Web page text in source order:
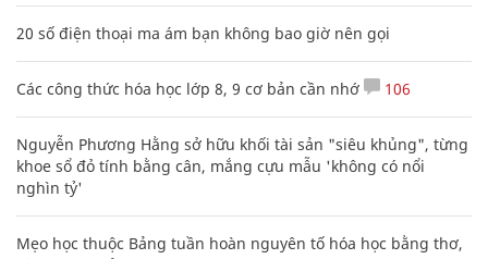
20 số điện thoại ma ám bạn không bao giờ nên gọi
Các công thức hóa học lớp 8, 9 cơ bản cần nhớ 106
Nguyễn Phương Hằng sở hữu khối tài sản "siêu khủng", từng
khoe sổ đỏ tính bằng cân, mắng cựu mẫu 'không có nổi
nghìn tỷ'
Mẹo học thuộc Bảng tuần hoàn nguyên tố hóa học bằng thơ,